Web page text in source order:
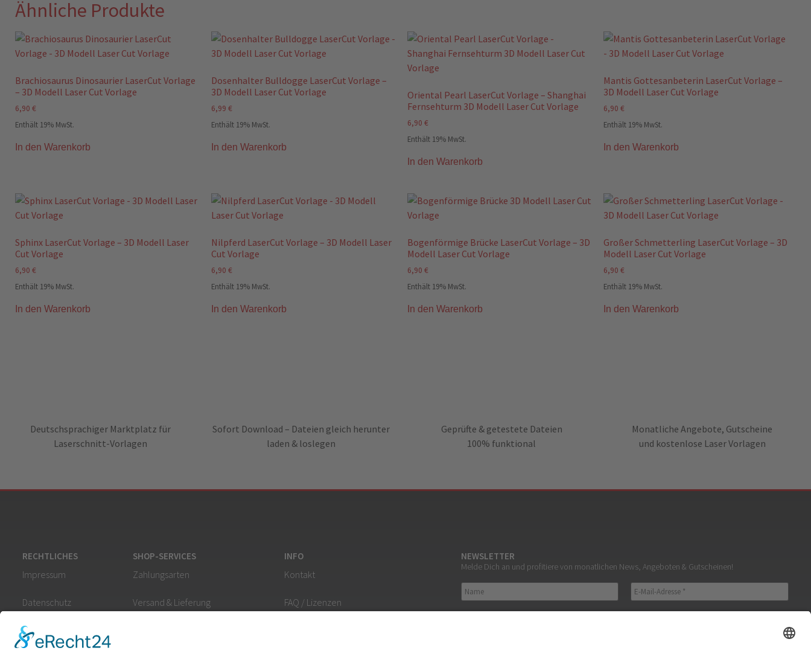
Ähnliche Produkte
Brachiosaurus Dinosaurier LaserCut Vorlage
– 3D Modell Laser Cut Vorlage
6,90 €
Enthält 19% MwSt.
In den Warenkorb
Dosenhalter Bulldogge LaserCut Vorlage –
3D Modell Laser Cut Vorlage
6,99 €
Enthält 19% MwSt.
In den Warenkorb
Oriental Pearl LaserCut Vorlage – Shanghai
Fernsehturm 3D Modell Laser Cut Vorlage
6,90 €
Enthält 19% MwSt.
In den Warenkorb
Mantis Gottesanbeterin LaserCut Vorlage –
3D Modell Laser Cut Vorlage
6,90 €
Enthält 19% MwSt.
In den Warenkorb
Sphinx LaserCut Vorlage – 3D Modell Laser
Cut Vorlage
6,90 €
Enthält 19% MwSt.
In den Warenkorb
Nilpferd LaserCut Vorlage – 3D Modell Laser
Cut Vorlage
6,90 €
Enthält 19% MwSt.
In den Warenkorb
Bogenförmige Brücke LaserCut Vorlage – 3D
Modell Laser Cut Vorlage
6,90 €
Enthält 19% MwSt.
In den Warenkorb
Großer Schmetterling LaserCut Vorlage – 3D
Modell Laser Cut Vorlage
6,90 €
Enthält 19% MwSt.
In den Warenkorb
Deutschsprachiger Marktplatz für
Laserschnitt-Vorlagen
Sofort Download – Dateien gleich herunter
laden & loslegen
Geprüfte & getestete Dateien
100% funktional
Monatliche Angebote, Gutscheine
und kostenlose Laser Vorlagen
RECHTLICHES
Impressum
Datenschutz
AGB
SHOP-SERVICES
Zahlungsarten
Versand & Lieferung
INFO
Kontakt
FAQ / Lizenzen
NEWSLETTER
Melde Dich an und profitiere von monatlichen News, Angeboten & Gutscheinen!